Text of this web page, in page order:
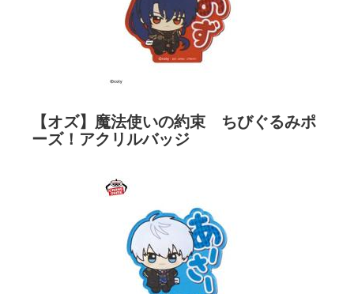
【オズ】魔法使いの約束 ちびぐるみポ
ーズ！アクリルバッジ